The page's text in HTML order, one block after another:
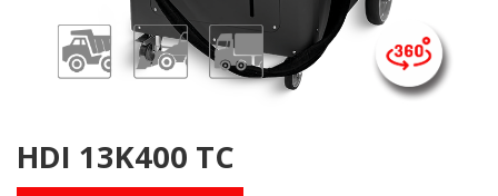
HDI 13K400 TC